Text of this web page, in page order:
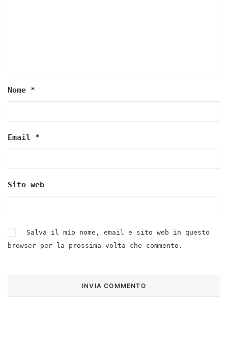
Nome *
Email *
Sito web
Salva il mio nome, email e sito web in questo
browser per la prossima volta che commento.